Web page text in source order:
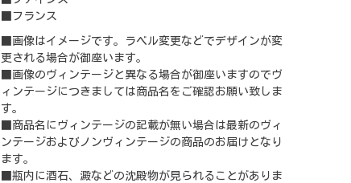
■フランス
■画像はイメージです。ラベル変更などでデザインが変
更される場合が御座います。
■画像のヴィンテージと異なる場合が御座いますのでヴ
ィンテージにつきましては商品名をご確認お願い致しま
す。
■商品名にヴィンテージの記載が無い場合は最新のヴィ
ンテージおよびノンヴィンテージの商品のお届けとなり
ます。
■瓶内に酒石、澱などの沈殿物が見られることがありま